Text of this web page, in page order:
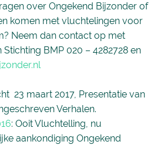
over Ongekend Bijzonder of
komen met vluchtelingen voor
Neem dan contact op met
BMP 020 – 4282728 en
23 maart 2017, Presentatie van
Verhalen.
: Ooit Vluchtelling, nu
aankondiging Ongekend